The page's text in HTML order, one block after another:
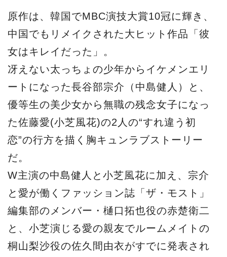
原作は、韓国でMBC演技大賞10冠に輝き、
中国でもリメイクされた大ヒット作品「彼
女はキレイだった」。
冴えない太っちょの少年からイケメンエリ
ートになった長谷部宗介（中島健人）と、
優等生の美少女から無職の残念女子になっ
た佐藤愛(小芝風花)の2人の“すれ違う初
恋”の行方を描く胸キュンラブストーリー
だ。
W主演の中島健人と小芝風花に加え、宗介
と愛が働くファッション誌「ザ・モスト」
編集部のメンバー・樋口拓也役の赤楚衛二
と、小芝演じる愛の親友でルームメイトの
桐山梨沙役の佐久間由衣がすでに発表され